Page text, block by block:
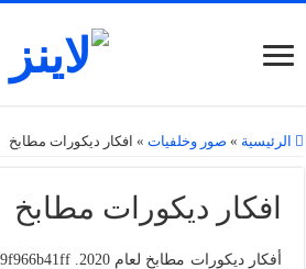
الرئيسية » صور وخلفيات » افكار ديكورات مطابخ
افكار ديكورات مطابخ